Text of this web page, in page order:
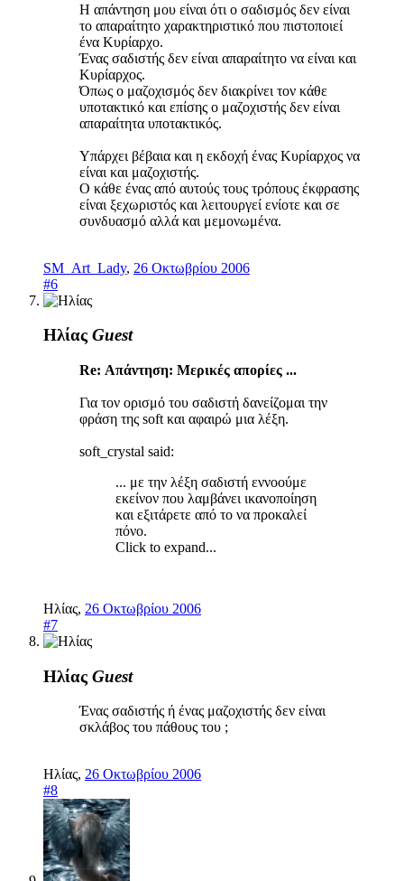
Η απάντηση μου είναι ότι ο σαδισμός δεν είναι
το απαραίτητο χαρακτηριστικό που πιστοποιεί
ένα Κυρίαρχο.
Ένας σαδιστής δεν είναι απαραίτητο να είναι και
Κυρίαρχος.
Όπως ο μαζοχισμός δεν διακρίνει τον κάθε
υποτακτικό και επίσης ο μαζοχιστής δεν είναι
απαραίτητα υποτακτικός.
Υπάρχει βέβαια και η εκδοχή ένας Κυρίαρχος να
είναι και μαζοχιστής.
Ο κάθε ένας από αυτούς τους τρόπους έκφρασης
είναι ξεχωριστός και λειτουργεί ενίοτε και σε
συνδυασμό αλλά και μεμονωμένα.
SM_Art_Lady, 26 Οκτωβρίου 2006
#6
Ηλίας Guest
Re: Απάντηση: Μερικές απορίες ...
Για τον ορισμό του σαδιστή δανείζομαι την
φράση της soft και αφαιρώ μια λέξη.
soft_crystal said:
... με την λέξη σαδιστή εννοούμε
εκείνον που λαμβάνει ικανοποίηση
και εξιτάρετε από το να προκαλεί
πόνο.
Click to expand...
Ηλίας, 26 Οκτωβρίου 2006
#7
Ηλίας Guest
Ένας σαδιστής ή ένας μαζοχιστής δεν είναι
σκλάβος του πάθους του ;
Ηλίας, 26 Οκτωβρίου 2006
#8